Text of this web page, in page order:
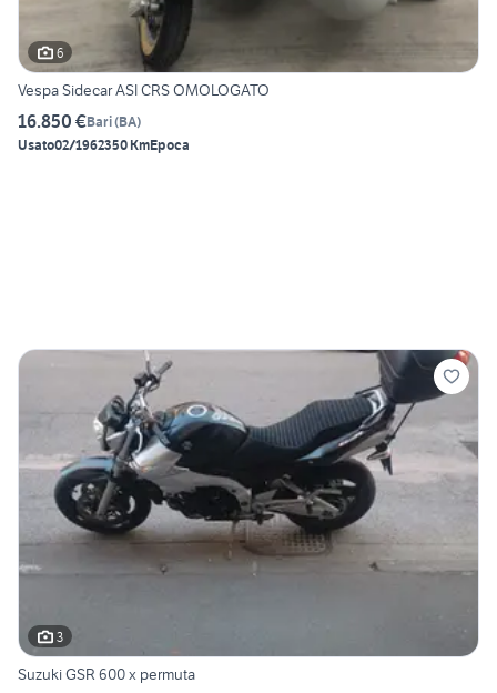
6
Vespa Sidecar ASI CRS OMOLOGATO
16.850 €Bari(BA)
Usato02/1962350 KmEpoca
3
Suzuki GSR 600 x permuta